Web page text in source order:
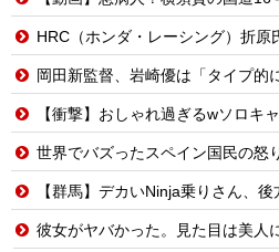
HRC（ホンダ・レーシング）折原氏、ADUO改良型PUについ
岡田新監督、岩崎優は「タイプ的にはセットア
【衝撃】おしゃれ過ぎるwソロキ
世界でバズったスペイン国民の怒
【群馬】デカいNinja乗りさん、後方確認
彼女がヤバかった。見た目は美人に違いないが、猿の悪霊でも憑い